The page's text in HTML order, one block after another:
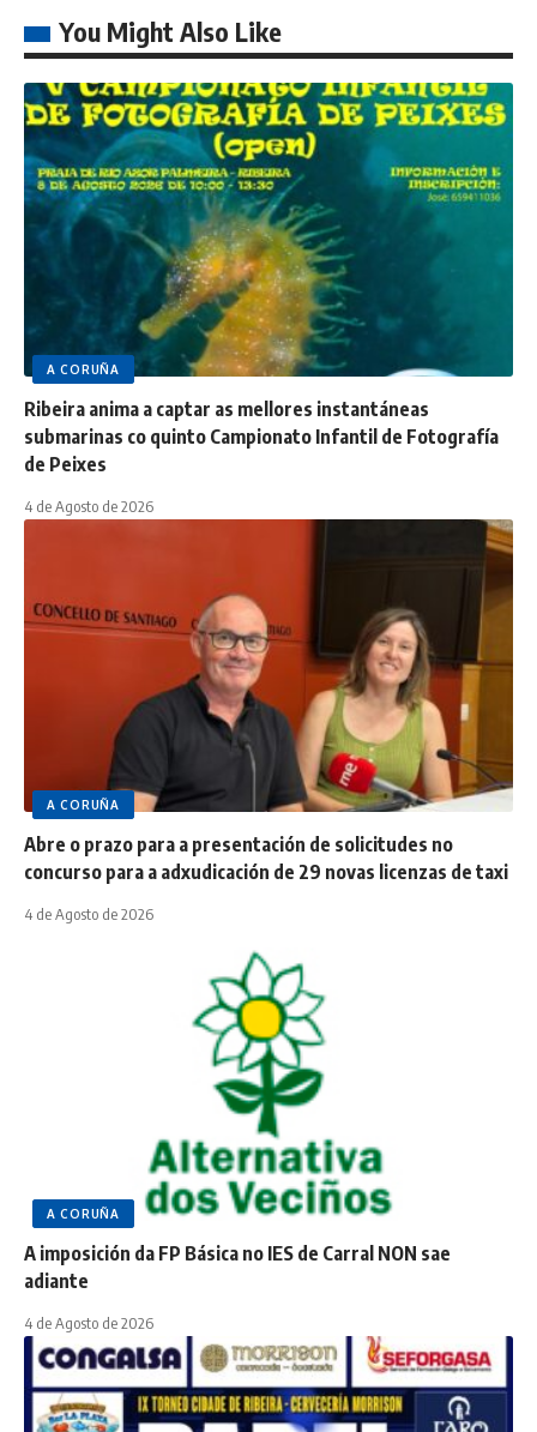
You Might Also Like
A CORUÑA
Ribeira anima a captar as mellores instantáneas
submarinas co quinto Campionato Infantil de Fotografía
de Peixes
4 de Agosto de 2026
A CORUÑA
Abre o prazo para a presentación de solicitudes no
concurso para a adxudicación de 29 novas licenzas de taxi
4 de Agosto de 2026
A CORUÑA
A imposición da FP Básica no IES de Carral NON sae
adiante
4 de Agosto de 2026